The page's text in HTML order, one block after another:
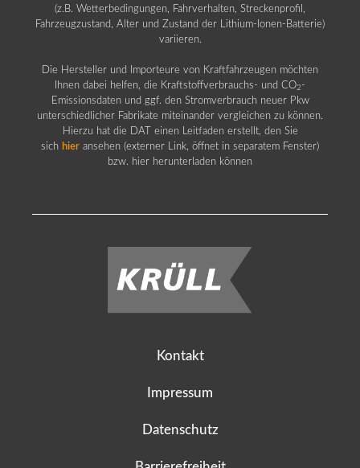
(z.B. Wetterbedingungen, Fahrverhalten, Streckenprofil,
Fahrzeugzustand, Alter und Zustand der Lithium-Ionen-Batterie)
variieren.
Die Hersteller und Importeure von Kraftfahrzeugen möchten
Ihnen dabei helfen, die Kraftstoffverbrauchs- und CO2 -
Emissionsdaten und ggf. den Stromverbrauch neuer Pkw
unterschiedlicher Fabrikate miteinander vergleichen zu können.
Hierzu hat die DAT einen Leitfaden erstellt, den Sie
sich hier ansehen (externer Link, öffnet in separatem Fenster)
bzw. hier herunterladen können
Kontakt
Impressum
Datenschutz